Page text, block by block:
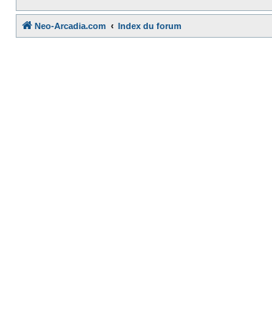
Neo-Arcadia.com Index du forum